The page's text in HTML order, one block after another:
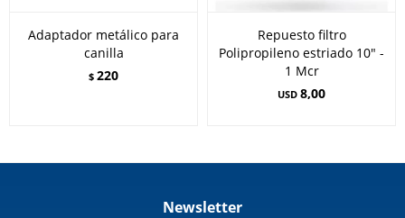
Adaptador metálico para
canilla
$ 220
Repuesto filtro
Polipropileno estriado 10" -
1 Mcr
USD 8,00
Newsletter